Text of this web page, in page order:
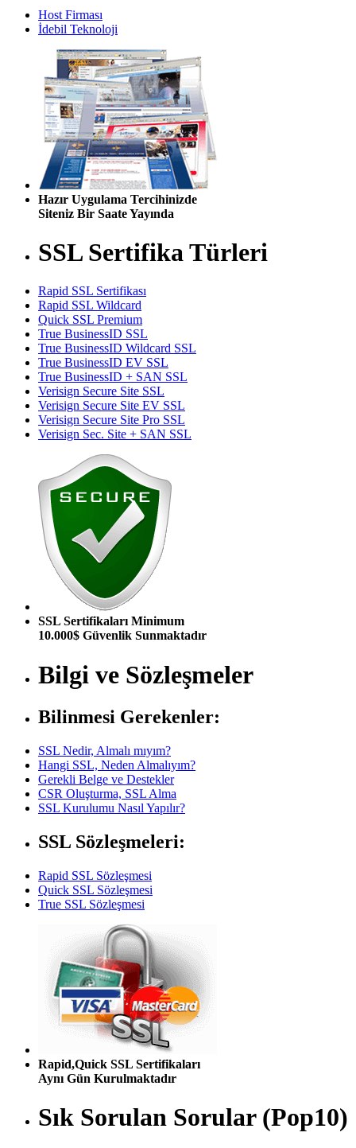
Host Firması
İdebil Teknoloji
Hazır Uygulama Tercihinizde
Siteniz Bir Saate Yayında
SSL Sertifika Türleri
Rapid SSL Sertifikası
Rapid SSL Wildcard
Quick SSL Premium
True BusinessID SSL
True BusinessID Wildcard SSL
True BusinessID EV SSL
True BusinessID + SAN SSL
Verisign Secure Site SSL
Verisign Secure Site EV SSL
Verisign Secure Site Pro SSL
Verisign Sec. Site + SAN SSL
SSL Sertifikaları Minimum
10.000$ Güvenlik Sunmaktadır
Bilgi ve Sözleşmeler
Bilinmesi Gerekenler:
SSL Nedir, Almalı mıyım?
Hangi SSL, Neden Almalıyım?
Gerekli Belge ve Destekler
CSR Oluşturma, SSL Alma
SSL Kurulumu Nasıl Yapılır?
SSL Sözleşmeleri:
Rapid SSL Sözleşmesi
Quick SSL Sözleşmesi
True SSL Sözleşmesi
Rapid,Quick SSL Sertifikaları
Aynı Gün Kurulmaktadır
Sık Sorulan Sorular (Pop10)